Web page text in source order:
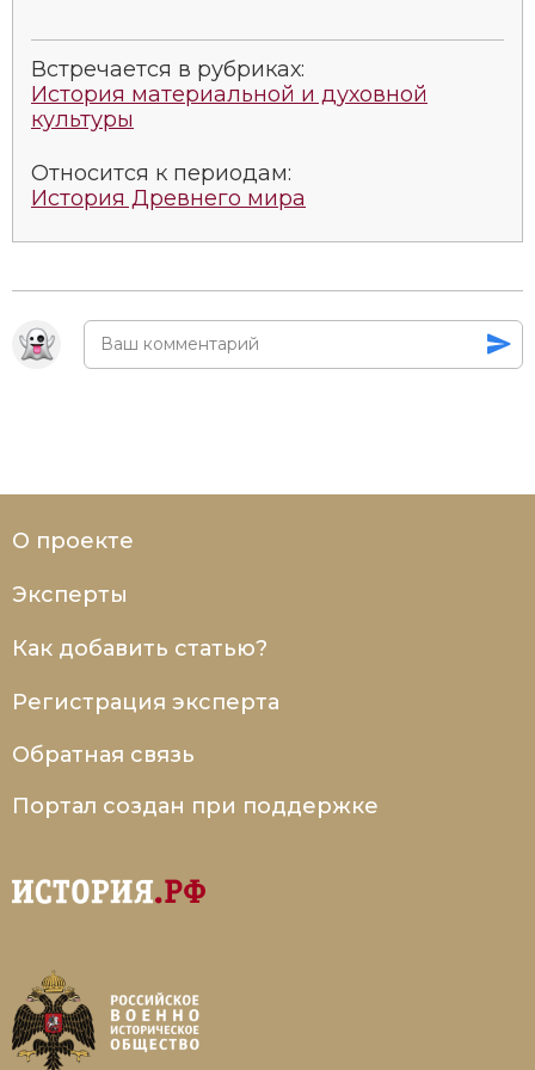
Новейшая история
Нумизматика
Образование
Политическая история
Революции и народные движения
Северная Америка
Социально-экономическая история
Специальные исторические дисциплины
СССР
Южная Америка
Встречается в рубриках:
История материальной и духовной
культуры
Относится к периодам:
История Древнего мира
О проекте
Эксперты
Как добавить статью?
Регистрация эксперта
Обратная связь
Портал создан при поддержке